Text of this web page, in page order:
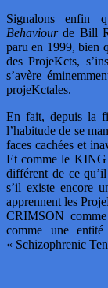
Signalons enfin
Behaviourde Bill
paru en 1999, bien
des ProjeKcts,
s’avère
projeKctales.
En fait, depuis la
l’habitude de se
faces cachées et
Et comme le KING
différent de ce
s’il existe encore
apprennent les
CRIMSON
comme une
« Schizophrenic